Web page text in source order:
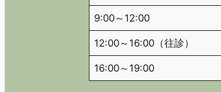
9:00～12:00
12:00～16:00（往診）
16:00～19:00